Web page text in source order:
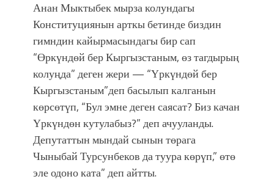
Анан Мыктыбек мырза колундагы
Конституциянын арткы бетинде биздин
гимндин кайырмасындагы бир сап
“Өркүндөй бер Кыргызстаным, өз тагдырың
колуңда” деген жери — “Үркүндөй бер
Кыргызстаным”деп басылып калганын
көрсөтүп, “Бул эмне деген саясат? Биз качан
Үркүндөн кутулабыз?” деп ачууланды.
Депутаттын мындай сынын төрага
Чыныбай Турсунбеков да туура көрүп,” өтө
эле одоно ката” деп айтты.